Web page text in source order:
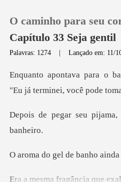
Histórico
O caminho para seu
Capítulo 33 Seja gentil
Palavras: 1274 |Lançado em: 11/
"Eu já termin
de banho
cia que